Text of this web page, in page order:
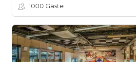
1000 Gäste